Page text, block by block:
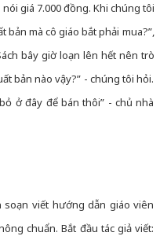
giá 7.000 đồng. Khi chúng tôi
bản mà cô giáo bắt phải mua?”,
bây giờ loạn lên hết nên trò
bản nào vậy?” - chúng tôi hỏi.
ở đây để bán thôi” - chủ nhà
viết hướng dẫn giáo viên
chuẩn. Bắt đầu tác giả viết: